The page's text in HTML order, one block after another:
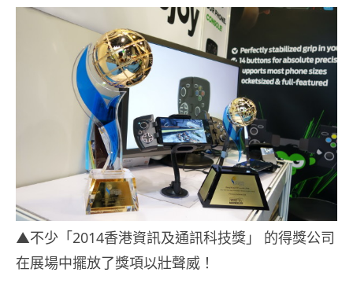
▲不少「2014香港資訊及通訊科技獎」 的得獎公司
在展場中擺放了獎項以壯聲威！